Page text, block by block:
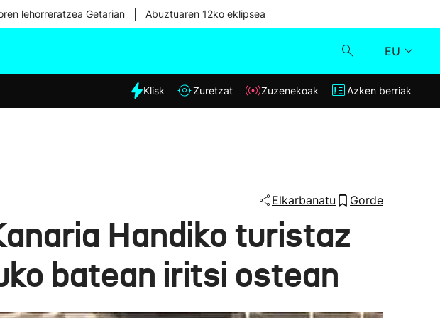
lehorreratzea Getarian Abuztuaren 12ko eklipsea
EU
Eguraldia
Klisk
Azken berriak
Klisk Zuretzat Zuzenekoak Azken berriak
Elkarbanatu Gorde
Handiko turistaz
batean iritsi ostean